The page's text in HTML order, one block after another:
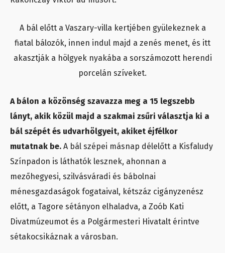
A bál előtt a Vaszary-villa kertjében gyülekeznek a
fiatal bálozók, innen indul majd a zenés menet, és itt
akasztják a hölgyek nyakába a sorszámozott herendi
porcelán szíveket.
A bálon a közönség szavazza meg a 15 legszebb
lányt, akik közül majd a szakmai zsűri választja ki a
bál szépét és udvarhölgyeit, akiket éjfélkor
mutatnak be. A bál szépei másnap délelőtt a Kisfaludy
Színpadon is láthatók lesznek, ahonnan a
mezőhegyesi, szilvásváradi és bábolnai
ménesgazdaságok fogataival, kétszáz cigányzenész
előtt, a Tagore sétányon elhaladva, a Zoób Kati
Divatmúzeumot és a Polgármesteri Hivatalt érintve
sétakocsikáznak a városban.